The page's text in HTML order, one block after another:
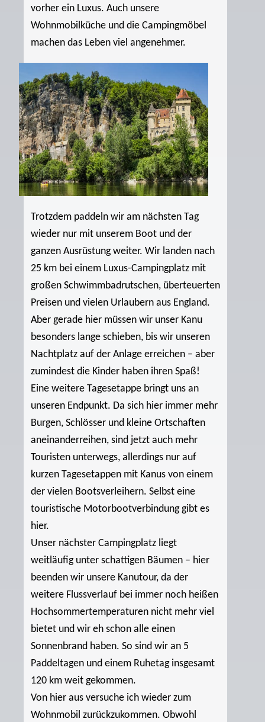
vorher ein Luxus. Auch unsere
Wohnmobilküche und die Campingmöbel
machen das Leben viel angenehmer.
Trotzdem paddeln wir am nächsten Tag
wieder nur mit unserem Boot und der
ganzen Ausrüstung weiter. Wir landen nach
25 km bei einem Luxus-Campingplatz mit
großen Schwimmbadrutschen, überteuerten
Preisen und vielen Urlaubern aus England.
Aber gerade hier müssen wir unser Kanu
besonders lange schieben, bis wir unseren
Nachtplatz auf der Anlage erreichen – aber
zumindest die Kinder haben ihren Spaß!
Eine weitere Tagesetappe bringt uns an
unseren Endpunkt. Da sich hier immer mehr
Burgen, Schlösser und kleine Ortschaften
aneinanderreihen, sind jetzt auch mehr
Touristen unterwegs, allerdings nur auf
kurzen Tagesetappen mit Kanus von einem
der vielen Bootsverleihern. Selbst eine
touristische Motorbootverbindung gibt es
hier.
Unser nächster Campingplatz liegt
weitläufig unter schattigen Bäumen – hier
beenden wir unsere Kanutour, da der
weitere Flussverlauf bei immer noch heißen
Hochsommertemperaturen nicht mehr viel
bietet und wir eh schon alle einen
Sonnenbrand haben. So sind wir an 5
Paddeltagen und einem Ruhetag insgesamt
120 km weit gekommen.
Von hier aus versuche ich wieder zum
Wohnmobil zurückzukommen. Obwohl